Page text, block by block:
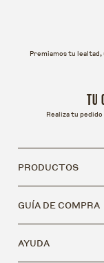
Premiamos tu lealtad,
TU
Realiza tu
PRODUCTOS
GUÍA DE COMPRA
AYUDA